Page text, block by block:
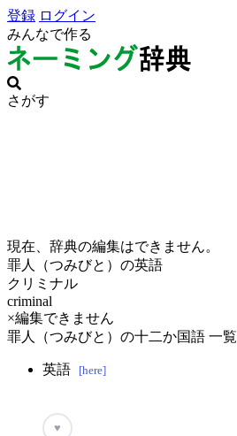
登録 ログイン
みんなで作る
さがす
現在、辞典の編集はできません。
罪人（つみびと）の英語
クリミナル
criminal
×編集できません
罪人（つみびと）の十二か国語 一覧
英語 [here]
♥